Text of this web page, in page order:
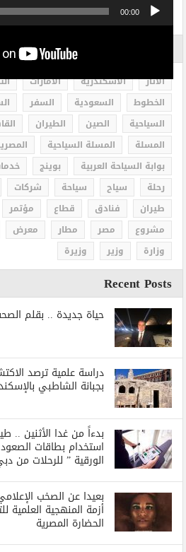
00:00
الاثار الاسكندرية الامارات
الخطوط
السعودية السفر
السياحية
الصين الطيران
المسلة
المسلة السياحية
بوابة السياحة العربية
بوينج
رحلة
سياح سياحة شركات
طيران
فنادق قطاع مؤتمر
مشروع
مصر مطار معرض
وزارة
وزير وزيرة
Recent Posts
حياة جديدة .. بقلم
دراسة علمية ترصد
بجبانة الشاطبي
بدءاً من غدا الأثنين ..
استخدام بطاقات
الورقية ” للرحلات من
بعيدا عن الصخب
أزمة المنهجية
الحضارة المصرية